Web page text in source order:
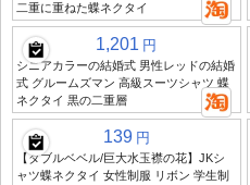
二重に重ねた蝶ネクタイ
1,201 円
シニアカラーの結婚式 男性レッドの結婚
式 グルームズマン 高級スーツシャツ 蝶
ネクタイ 黒の二重層
139 円
【ダブルベベル/巨大水玉襟の花】JKシ
ャツ蝶ネクタイ 女性制服 リボン 学生制